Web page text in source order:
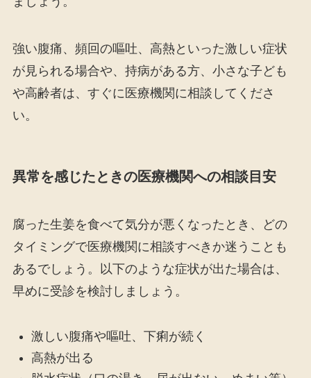
強い腹痛、頻回の嘔吐、高熱といった激しい症状
が見られる場合や、持病がある方、小さな子ども
や高齢者は、すぐに医療機関に相談してくださ
い。
異常を感じたときの医療機関への相談目安
腐った生姜を食べて気分が悪くなったとき、どの
タイミングで医療機関に相談すべきか迷うことも
あるでしょう。以下のような症状が出た場合は、
早めに受診を検討しましょう。
激しい腹痛や嘔吐、下痢が続く
高熱が出る